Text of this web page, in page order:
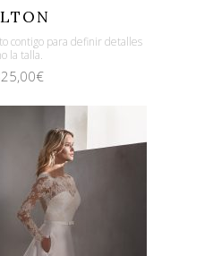
contigo para definir detalles
la talla.
€